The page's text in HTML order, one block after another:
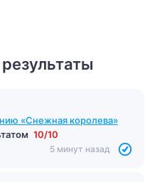
«Снежная королева»
10/10
5 минут назад